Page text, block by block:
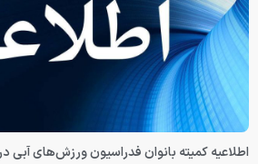
اطلاعیه کمیته بانوان فدراسیون ورزش‌های آبی